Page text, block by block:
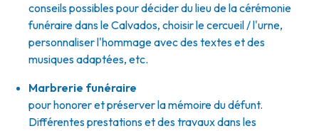
conseils possibles pour décider du lieu de la cérémonie
funéraire dans le Calvados, choisir le cercueil / l'urne,
personnaliser l'hommage avec des textes et des
musiques adaptées, etc.
Marbrerie funéraire
pour honorer et préserver la mémoire du défunt.
Différentes prestations et des travaux dans les